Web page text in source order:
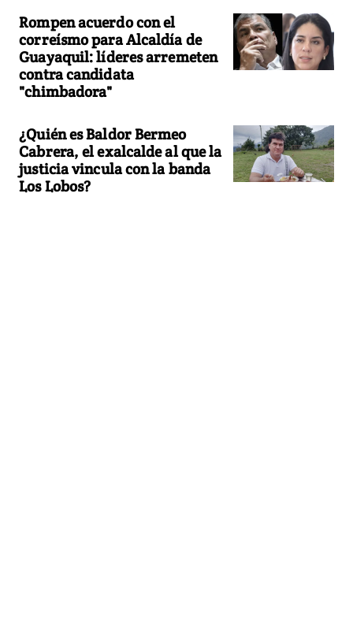
Rompen acuerdo con el
correísmo para Alcaldía de
Guayaquil: líderes arremeten
contra candidata
"chimbadora"
¿Quién es Baldor Bermeo
Cabrera, el exalcalde al que la
justicia vincula con la banda
Los Lobos?